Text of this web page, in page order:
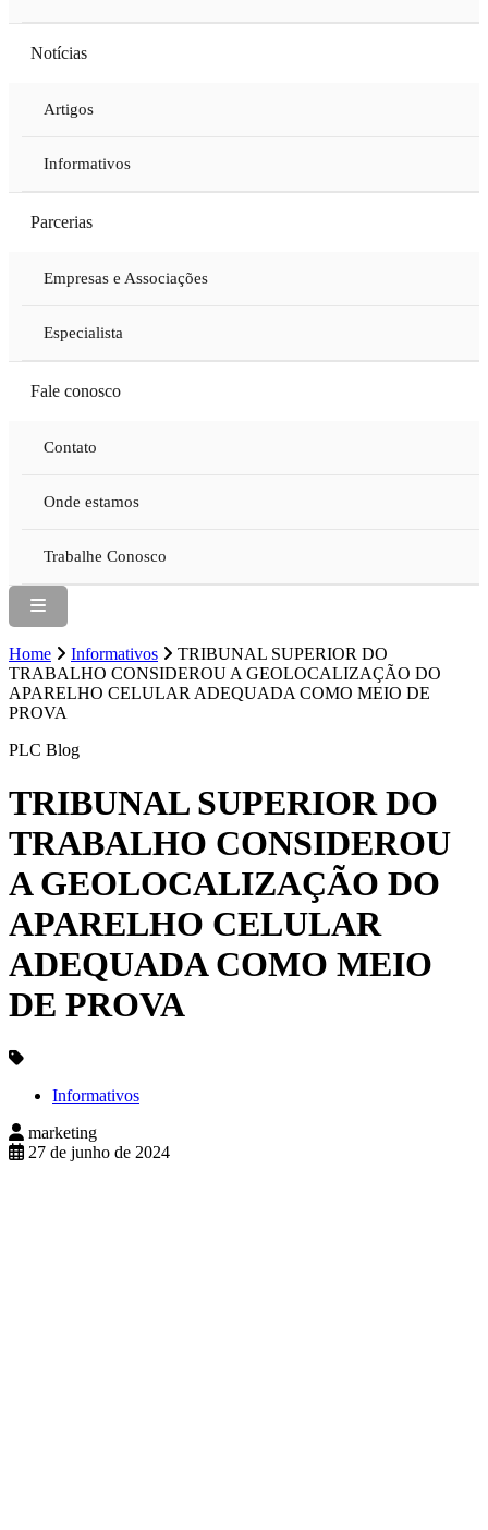
Notícias
Artigos
Informativos
Parcerias
Empresas e Associações
Especialista
Fale conosco
Contato
Onde estamos
Trabalhe Conosco
Home Informativos
TRIBUNAL SUPERIOR DO
TRABALHO CONSIDEROU A GEOLOCALIZAÇÃO DO
APARELHO CELULAR ADEQUADA COMO MEIO DE
PROVA
PLC Blog
TRIBUNAL SUPERIOR DO
TRABALHO CONSIDEROU
A GEOLOCALIZAÇÃO DO
APARELHO CELULAR
ADEQUADA COMO MEIO
DE PROVA
Informativos
marketing
27 de junho de 2024